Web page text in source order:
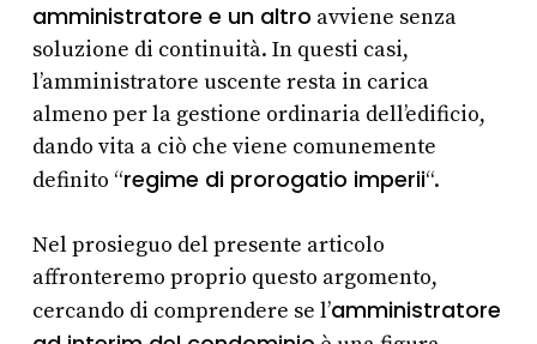
amministratore e un altro avviene senza
soluzione di continuità. In questi casi,
l’amministratore uscente resta in carica
almeno per la gestione ordinaria dell’edificio,
dando vita a ciò che viene comunemente
definito “regime di prorogatio imperii“.
Nel prosieguo del presente articolo
affronteremo proprio questo argomento,
cercando di comprendere se l’amministratore